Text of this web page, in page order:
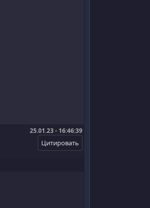
25.01.23 - 16:46:39